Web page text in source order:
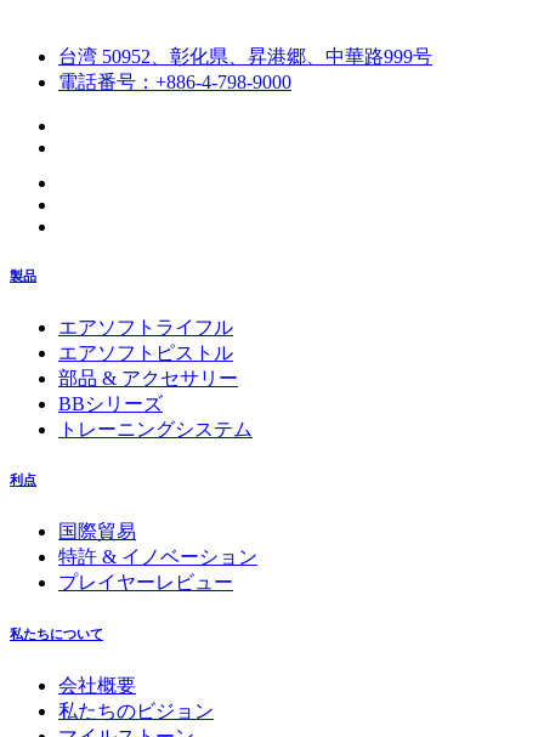
台湾 50952、彰化県、昇港郷、中華路999号
電話番号：+886-4-798-9000
製品
エアソフトライフル
エアソフトピストル
部品 & アクセサリー
BBシリーズ
トレーニングシステム
利点
国際貿易
特許 & イノベーション
プレイヤーレビュー
私たちについて
会社概要
私たちのビジョン